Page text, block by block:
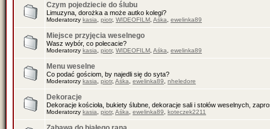
Czym pojedziecie do ślubu
Limuzyna, dorożka a może autko kolegi?
Moderatorzy kasia piotr, WIDEOFILM Aśka ewelinka89
Miejsce przyjęcia weselnego
Wasz wybór, co polecacie?
Moderatorzy kasia piotr, WIDEOFILM Aśka ewelinka89
Menu weselne
Co podać gościom, by najedli się do syta?
Moderatorzy kasia piotr, Aśka ewelinka89 nheledore
Dekoracje
Dekoracje kościoła, bukiety ślubne, dekoracje sali i stołów weselnych,
Moderatorzy kasia piotr, Aśka ewelinka89 koteczek2211